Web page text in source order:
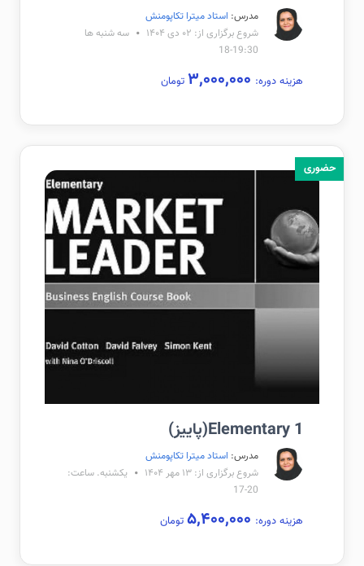
مدرس: استاد میترا تکاپومنش
شروع برگزاری از: ۰۲ دی ۱۴۰۴
سه شنبه ها
19:30-18
هزینه دوره: تومان
حضوری
Elementary 1(پاییز)
مدرس: استاد میترا تکاپومنش
شروع برگزاری از: ۱۳ مهر ۱۴۰۴
یکشنبه. ساعت:
20-17
هزینه دوره: تومان